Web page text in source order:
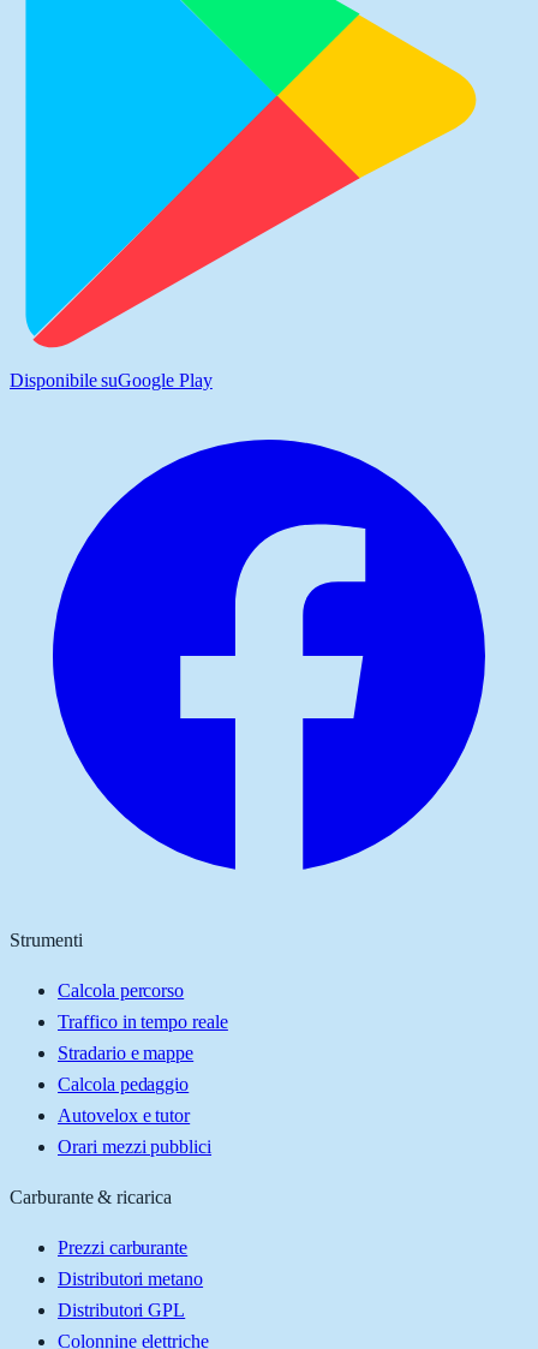
Disponibile suGoogle Play
Strumenti
Calcola percorso
Traffico in tempo reale
Stradario e mappe
Calcola pedaggio
Autovelox e tutor
Orari mezzi pubblici
Carburante & ricarica
Prezzi carburante
Distributori metano
Distributori GPL
Colonnine elettriche